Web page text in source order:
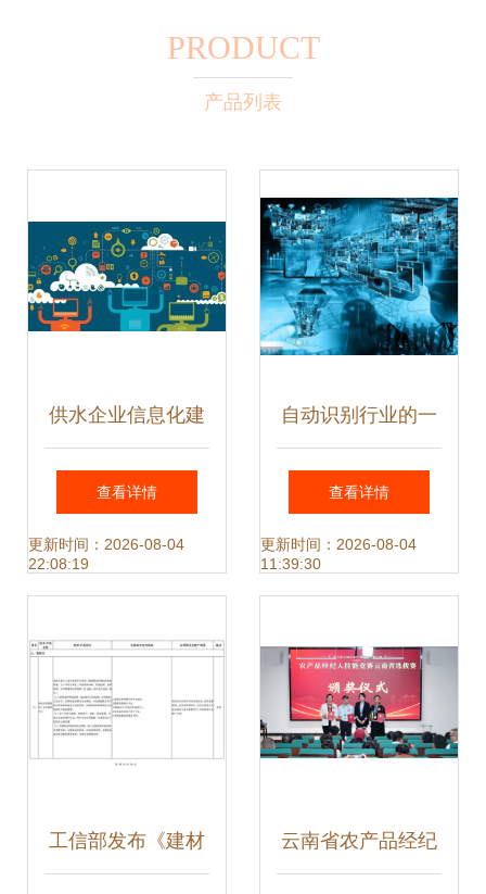
PRODUCT
产品列表
供水企业信息化建
设研究与技术推广
查看详情
更新时间：2026-08-04
22:08:19
自动识别行业的一
场技术革命——射
频识别技术推广
查看详情
更新时间：2026-08-04
11:39:30
工信部发布《建材 云南省农产品经纪